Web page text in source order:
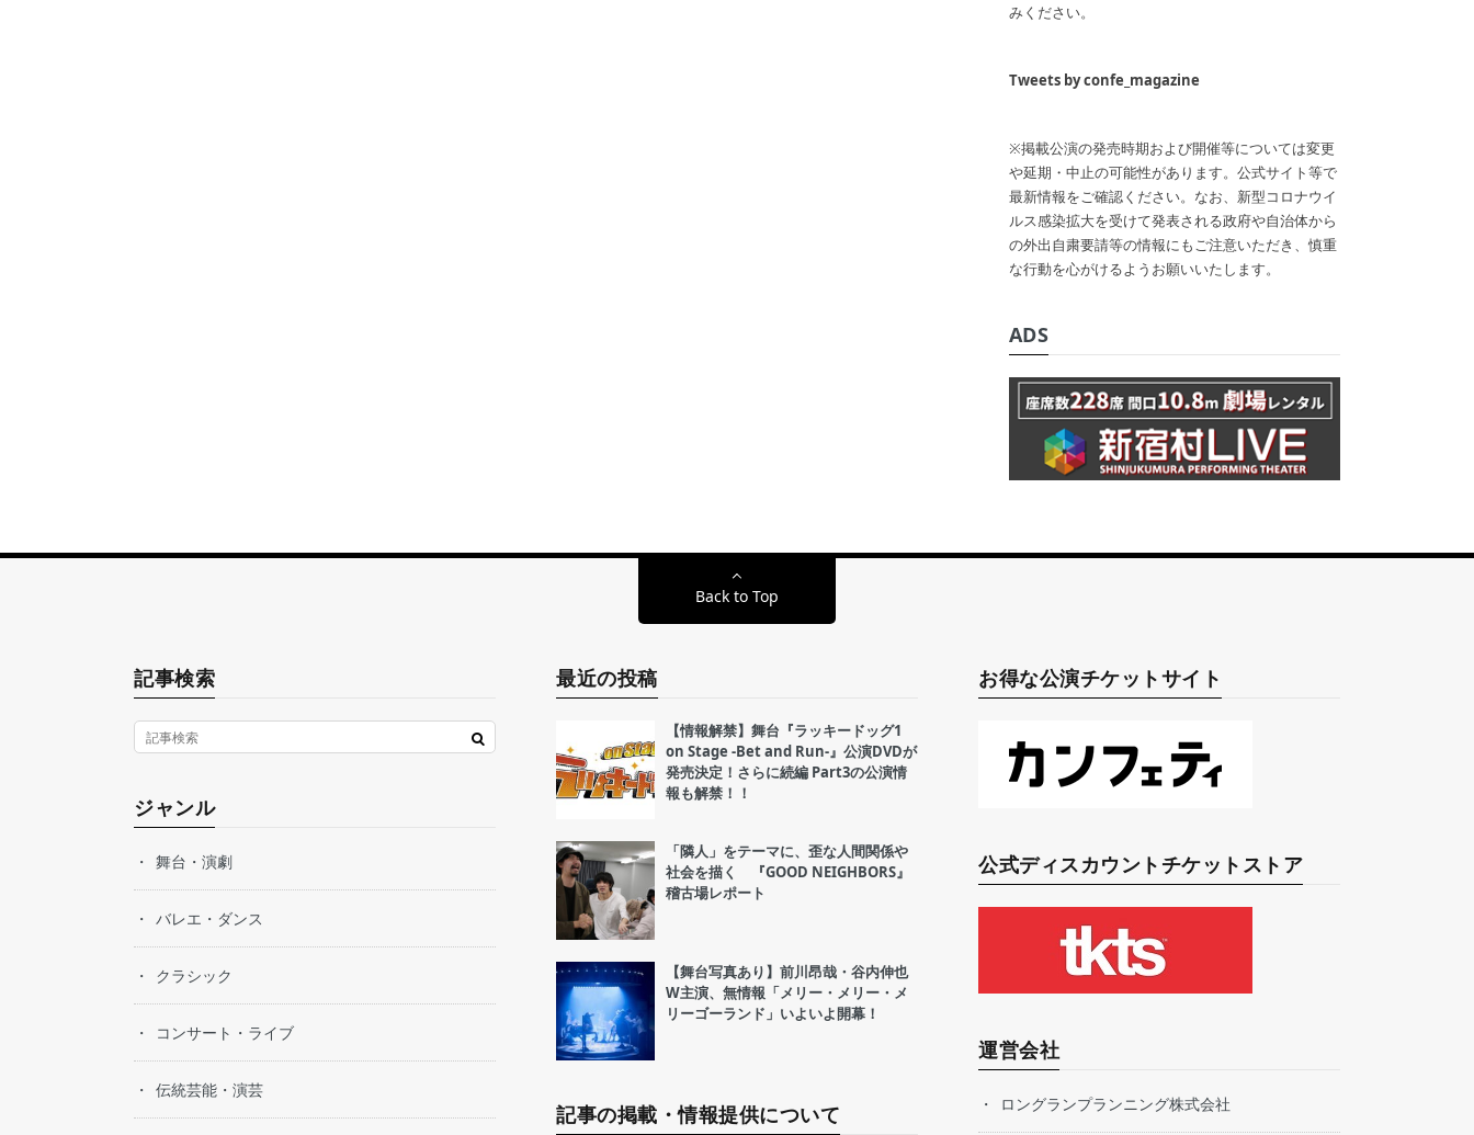
みください。
Tweets by confe_magazine
※掲載公演の発売時期および開催等については変更
や延期・中止の可能性があります。公式サイト等で
最新情報をご確認ください。なお、新型コロナウイ
ルス感染拡大を受けて発表される政府や自治体から
の外出自粛要請等の情報にもご注意いただき、慎重
な行動を心がけるようお願いいたします。
ADS
Back to Top
記事検索
ジャンル
舞台・演劇
バレエ・ダンス
クラシック
コンサート・ライブ
伝統芸能・演芸
最近の投稿
【情報解禁】舞台『ラッキードッグ1
on Stage -Bet and Run-』公演DVDが
発売決定！さらに続編 Part3の公演情
報も解禁！！
「隣人」をテーマに、歪な人間関係や
社会を描く 『GOOD NEIGHBORS』
稽古場レポート
【舞台写真あり】前川昂哉・谷内伸也
W主演、無情報「メリー・メリー・メ
リーゴーランド」いよいよ開幕！
記事の掲載・情報提供について
お得な公演チケットサイト
公式ディスカウントチケットストア
運営会社
ロングランプランニング株式会社